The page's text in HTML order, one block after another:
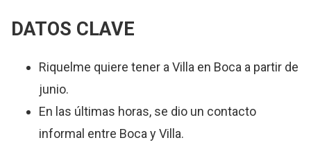
DATOS CLAVE
Riquelme quiere tener a Villa en Boca a partir de
junio.
En las últimas horas, se dio un contacto
informal entre Boca y Villa.